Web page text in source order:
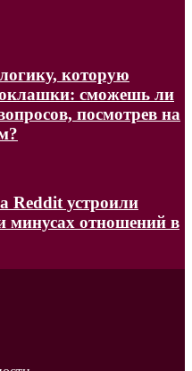
которую
сможешь ли
посмотрев на
Reddit устроили
минусах отношений в